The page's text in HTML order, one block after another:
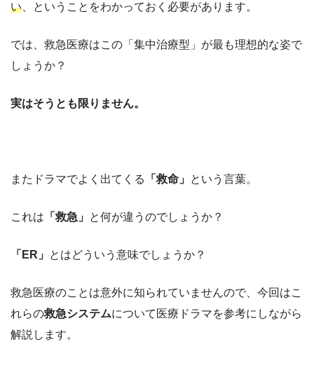
い 、ということをわかっておく必要があります。
では、救急医療はこの「集中治療型」が最も理想的な姿で
しょうか？
実はそうとも限りません。
またドラマでよく出てくる 「救命」 という言葉。
これは 「救急」 と何が違うのでしょうか？
「ER」 とはどういう意味でしょうか？
救急医療のことは意外に知られていませんので、今回はこ
れらの救急システムについて医療ドラマを参考にしながら
解説します。